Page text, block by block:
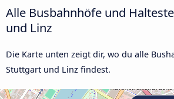
Alle Busbahnhöfe und
und Linz
Die Karte unten zeigt dir, wo du alle
Stuttgart und Linz findest.